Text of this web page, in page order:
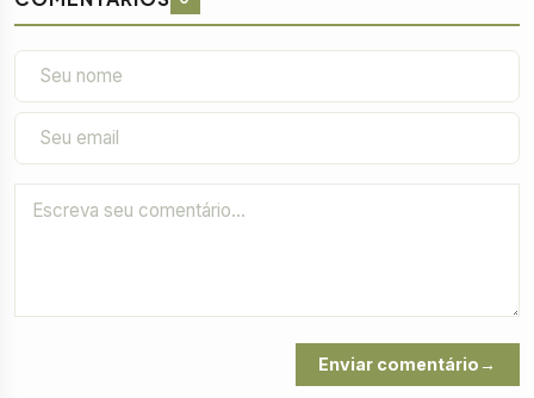
Enviar comentário